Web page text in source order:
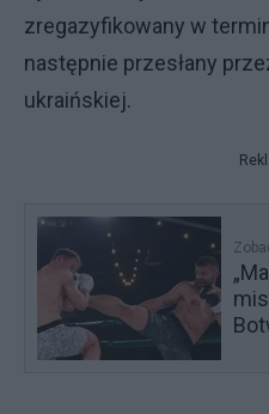
zregazyfikowany w
następnie przesłany
ukraińskiej.